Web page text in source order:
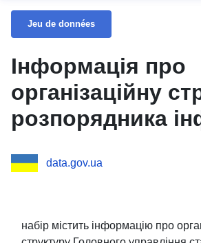
Jeu de données
Інформація про
організаційну
розпорядника
data.gov.ua
набір містить інформацію про